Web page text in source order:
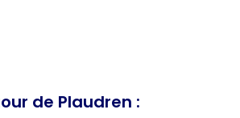
de Plaudren :